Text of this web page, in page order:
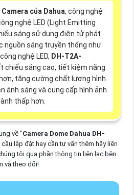
Camera của Dahua, công nghệ
nghệ LED (Light Emitting
sáng sử dụng điện tử phát
nguồn sáng truyền thống như
nghệ LED, DH-T2A-
chiếu sáng cao, tiết kiệm năng
tăng cường chất lượng hình
ánh sáng và cung cấp hình ảnh
thấp hơn.
về "Camera Dome Dahua DH-
lắp đặt hay cần tư vấn thêm hãy liên
tôi qua phần thông tin liên lạc bên
và theo dõi!